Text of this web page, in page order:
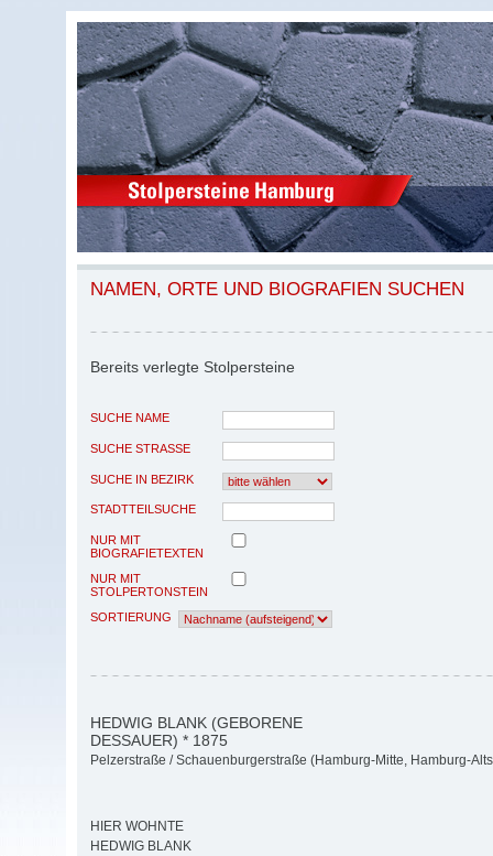
NAMEN, ORTE UND BIOGRAFIEN SUCHEN
Bereits verlegte Stolpersteine
SUCHE NAME
SUCHE STRASSE
SUCHE IN BEZIRK
STADTTEILSUCHE
NUR MIT
BIOGRAFIETEXTEN
NUR MIT
STOLPERTONSTEIN
SORTIERUNG
HEDWIG BLANK (GEBORENE
DESSAUER) * 1875
Pelzerstraße / Schauenburgerstraße (Hamburg-Mitte, Hamburg-
HIER WOHNTE
HEDWIG BLANK